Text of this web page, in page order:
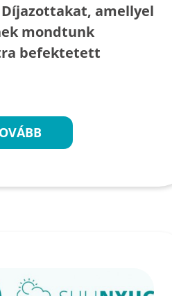
amellyel
mondtunk
befektetett